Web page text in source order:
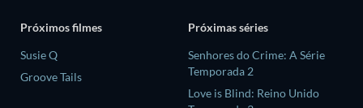
Próximos filmes
Susie Q
Groove Tails
Próximas séries
Senhores do Crime: A Série
Temporada 2
Love is Blind: Reino Unido